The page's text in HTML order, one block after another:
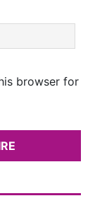
browser for